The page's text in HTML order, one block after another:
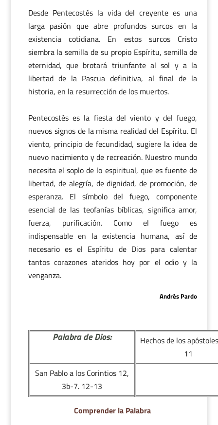
Desde Pentecostés la vida del creyente es una
larga pasión que abre profundos surcos en la
existencia cotidiana. En estos surcos Cristo
siembra la semilla de su propio Espíritu, semilla de
eternidad, que brotará triunfante al sol y a la
libertad de la Pascua definitiva, al final de la
historia, en la resurrección de los muertos.
Pentecostés es la fiesta del viento y del fuego,
nuevos signos de la misma realidad del Espíritu. El
viento, principio de fecundidad, sugiere la idea de
nuevo nacimiento y de recreación. Nuestro mundo
necesita el soplo de lo espiritual, que es fuente de
libertad, de alegría, de dignidad, de promoción, de
esperanza. El símbolo del fuego, componente
esencial de las teofanías bíblicas, significa amor,
fuerza, purificación. Como el fuego es
indispensable en la existencia humana, así de
necesario es el Espíritu de Dios para calentar
tantos corazones ateridos hoy por el odio y la
venganza.
Andrés Pardo
Palabra de Dios:
Hechos de los
11
San Pablo a los Corintios 12,
3b-7. 12-13
Comprender la Palabra